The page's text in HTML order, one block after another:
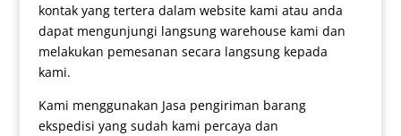
kontak yang tertera dalam website kami atau anda
dapat mengunjungi langsung warehouse kami dan
melakukan pemesanan secara langsung kepada
kami.
Kami menggunakan Jasa pengiriman barang
ekspedisi yang sudah kami percaya dan